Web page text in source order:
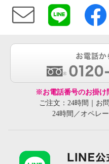
※お電話番号のお掛け
ご注文：24時間｜お
24時間／オペレ